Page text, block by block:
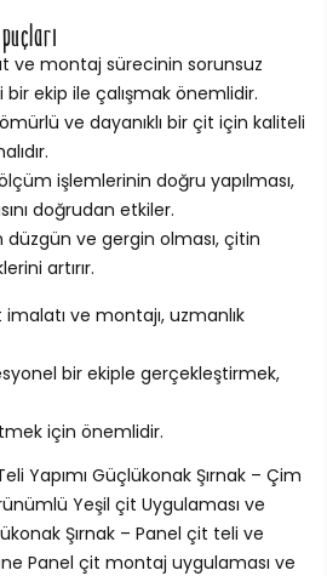
ve montaj sürecinin sorunsuz
ekip ile çalışmak önemlidir.
ve dayanıklı bir çit için kaliteli
işlemlerinin doğru yapılması,
doğrudan etkiler.
ve gergin olması, çitin
artırır.
ve montajı, uzmanlık
bir ekiple gerçekleştirmek,
için önemlidir.
Yapımı Güçlükonak Şırnak – Çim
Yeşil çit Uygulaması ve
Şırnak – Panel çit teli ve
Panel çit montaj uygulaması ve